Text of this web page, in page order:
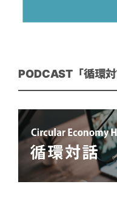
PODCAST「循環対